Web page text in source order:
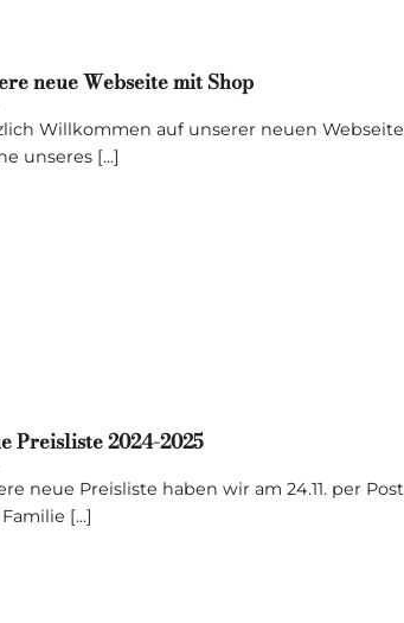
neue Webseite mit Shop
Willkommen auf unserer neuen
unseres [...]
Preisliste 2024-2025
neue Preisliste haben wir am 24.11. per
[...]